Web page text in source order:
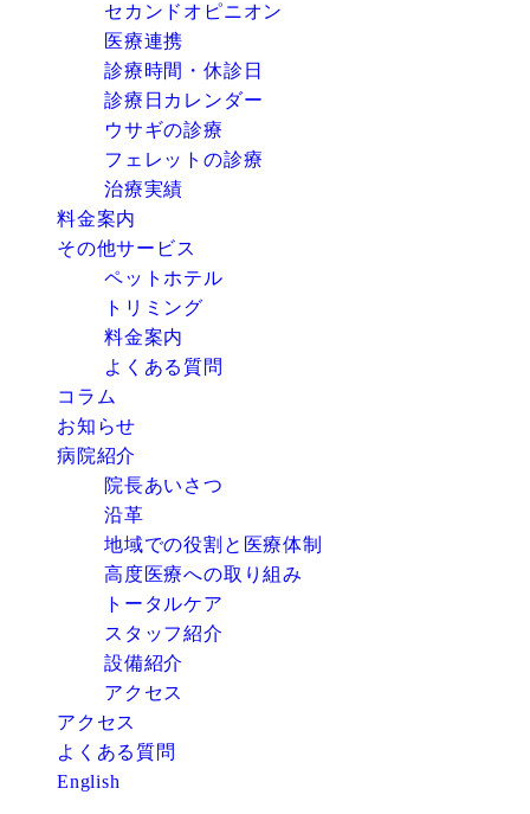
セカンドオピニオン
医療連携
診療時間・休診日
診療日カレンダー
ウサギの診療
フェレットの診療
治療実績
料金案内
その他サービス
ペットホテル
トリミング
料金案内
よくある質問
コラム
お知らせ
病院紹介
院長あいさつ
沿革
地域での役割と医療体制
高度医療への取り組み
トータルケア
スタッフ紹介
設備紹介
アクセス
アクセス
よくある質問
English